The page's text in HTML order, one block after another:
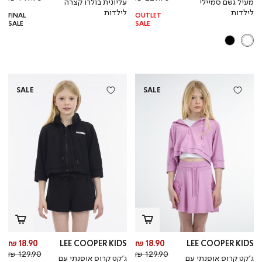
לילדות
רגיל
OUTLET
SALE
לילדות
FINAL
SALE
SALE
LEE COOPER KIDS
ג’קט קרופ אופנתי עם
מחיר
מוצר
18.90 ₪
מחיר
129.90 ₪
SALE
LEE COOPER KIDS
ג’קט קרופ אופנתי עם
18.90 ₪
129.90 ₪